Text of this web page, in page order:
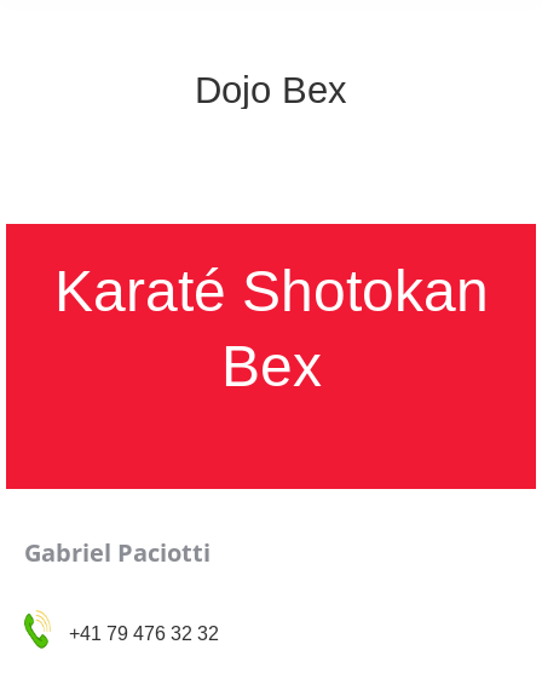
Dojo Bex
Karaté Shotokan
Bex
Gabriel Paciotti
+41 79 476 32 32